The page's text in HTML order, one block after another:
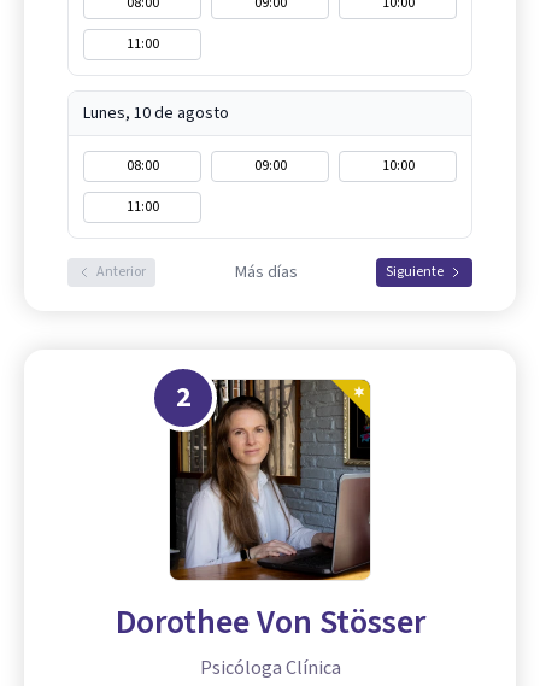
11:00
Lunes, 10 de agosto
08:00 09:00
10:00
11:00
Anterior Más días Siguiente
2
Dorothee Von Stösser
Psicóloga Clínica